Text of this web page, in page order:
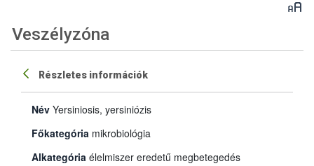
Veszélyzóna
Részletes információk
Név Yersiniosis, yersiniózis
Főkategória mikrobiológia
Alkategória élelmiszer eredetű megbetegedés